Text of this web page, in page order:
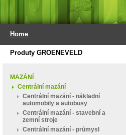
Home
Produty GROENEVELD
MAZÁNÍ
Centrální mazání
Centrální mazání - nákladní
automobily a autobusy
Centrální mazání - stavební a
zemní stroje
Centrální mazání - průmysl